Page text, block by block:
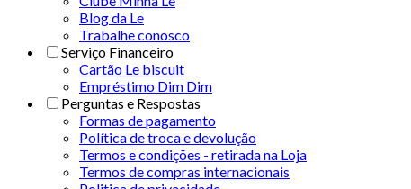
Blog da Le
Trabalhe conosco
Serviço Financeiro
Cartão Le biscuit
Empréstimo Dim Dim
Perguntas e Respostas
Formas de pagamento
Política de troca e devolução
Termos e condições - retirada na Loja
Termos de compras internacionais